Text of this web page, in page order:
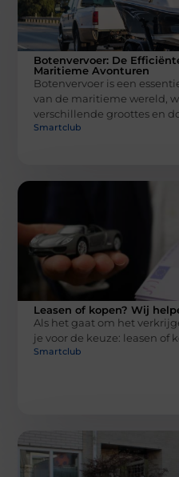
Botenvervoer: De
Maritieme Avonturen
Botenvervoer is een
van de maritieme wereld,
verschillende groottes en
Smartclub
Leasen of kopen? Wij
Als het gaat om het
je voor de keuze: leasen of
Smartclub